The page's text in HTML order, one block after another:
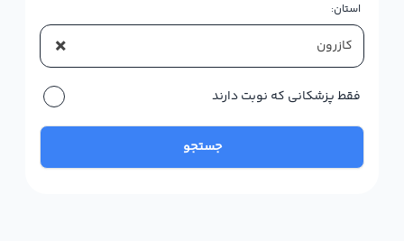
استان:
× کازرون
فقط پزشکانی که نوبت دارند
جستجو